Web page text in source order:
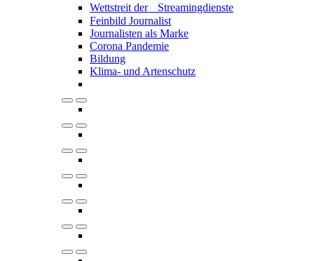
Wettstreit der Streamingdienste
Feinbild Journalist
Journalisten als Marke
Corona Pandemie
Bildung
Klima- und Artenschutz